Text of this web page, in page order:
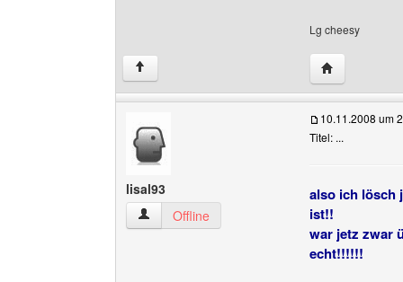
Lg cheesy
↑ Website
lisal93
lisal93 Benutzer-Profile anzeigen
Offline
10.11.2008 um
Titel: ...
also ich lösch
ist!!
war jetz zwar
echt!!!!!!